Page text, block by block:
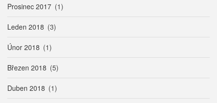
Prosinec 2017 (1)
Leden 2018 (3)
Únor 2018 (1)
Březen 2018 (5)
Duben 2018 (1)